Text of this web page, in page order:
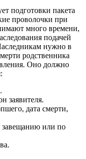
подготовки пакета
проволочки при
много времени,
подачей
нужно в
родственника
Оно должно
заявителя.
дата смерти,
завещанию или по